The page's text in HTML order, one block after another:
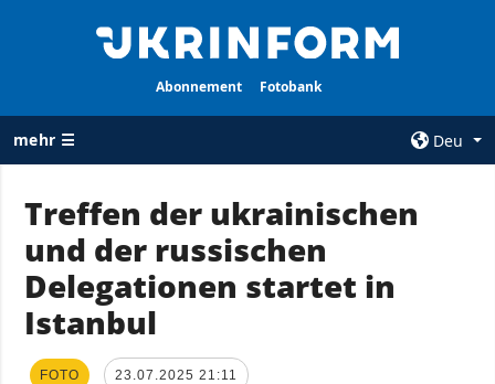
Abonnement Fotobank
mehr ☰
Deu
ALLE
RUBRIKEN
Krieg
Wiederaufbau
der Ukraine
AGENTUR
Über uns
Treffen der ukrainischen
und der russischen
Delegationen startet in
Istanbul
FOTO 23.07.2025 21:11